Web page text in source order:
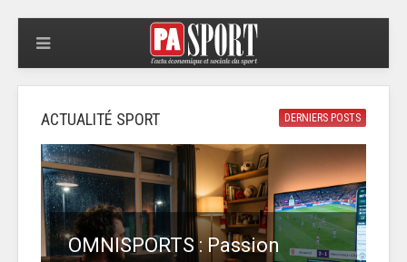
DERNIERS POSTS
ACTUALITÉ SPORT
OMNISPORTS : Passion